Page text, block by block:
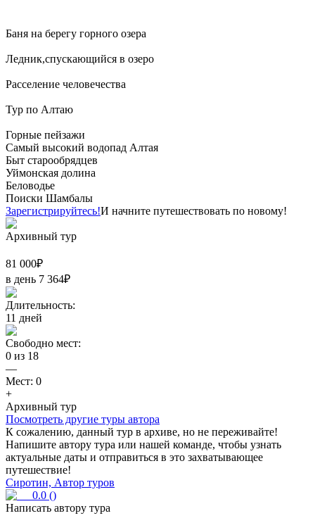
Баня на берегу горного озера
Ледник,спускающийся в озеро
Расселение человечества
Тур по Алтаю
Горные пейзажи
Самый высокий водопад Алтая
Быт старообрядцев
Уймонская долина
Беловодье
Поиски Шамбалы
Зарегистрируйтесь!И начните путешествовать по новому!
Архивный тур
81 000₽
в день 7 364₽
Длительность:
11 дней
Свободно мест:
0 из 18
—
Мест: 0
+
Архивный тур
Посмотреть другие туры автора
К сожалению, данный тур в архиве, но не переживайте!
Напишите автору тура или нашей команде, чтобы узнать
актуальные даты и отправиться в это захватывающее
путешествие!
Сиротин, Автор туров
0.0 ()
Написать автору тура